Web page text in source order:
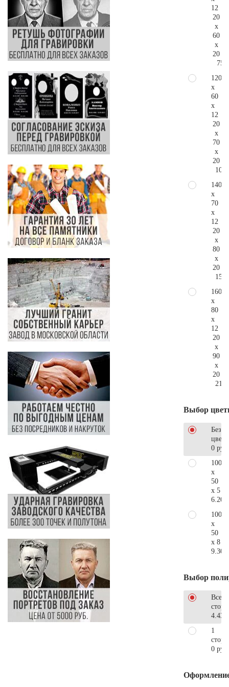
12
20
x
60
x
20
120
x
60
x
12
20
x
70
x
20
140
x
70
x
12
20
x
80
x
20
160
x
80
x
12
20
x
90
x
20
Выбор
Без
0 руб.
100
x
50
x 5
100
x
50
x 8
Выбор
Все
1
0 руб.